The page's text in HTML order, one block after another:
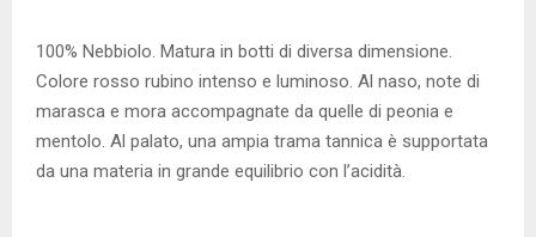
100% Nebbiolo. Matura in botti di diversa dimensione.
Colore rosso rubino intenso e luminoso. Al naso, note di
marasca e mora accompagnate da quelle di peonia e
mentolo. Al palato, una ampia trama tannica è supportata
da una materia in grande equilibrio con l’acidità.